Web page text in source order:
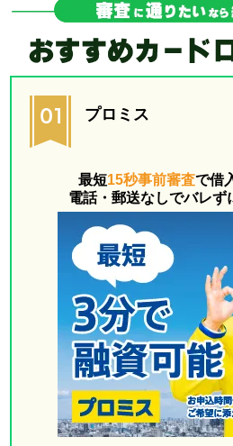
プロミス
最短15秒事前審査で借
電話・郵送なしでバレず